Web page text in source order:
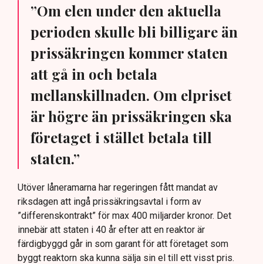
”Om elen under den aktuella
perioden skulle bli billigare än
prissäkringen kommer staten
att gå in och betala
mellanskillnaden. Om elpriset
är högre än prissäkringen ska
företaget i stället betala till
staten.”
Utöver låneramarna har regeringen fått mandat av
riksdagen att ingå prissäkringsavtal i form av
”differenskontrakt” för max 400 miljarder kronor. Det
innebär att staten i 40 år efter att en reaktor är
färdigbyggd går in som garant för att företaget som
byggt reaktorn ska kunna sälja sin el till ett visst pris.